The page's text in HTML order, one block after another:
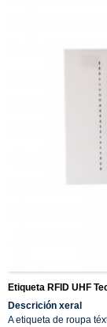
Etiqueta RFID UHF
Descrición xeral
A etiqueta de roupa